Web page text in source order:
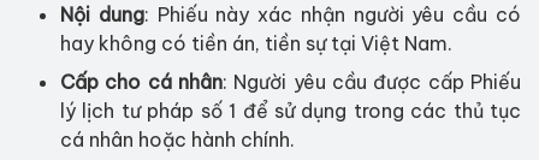
Nội dung: Phiếu này xác nhận người yêu cầu có
hay không có tiền án, tiền sự tại Việt Nam.
Cấp cho cá nhân: Người yêu cầu được cấp Phiếu
lý lịch tư pháp số 1 để sử dụng trong các thủ tục
cá nhân hoặc hành chính.